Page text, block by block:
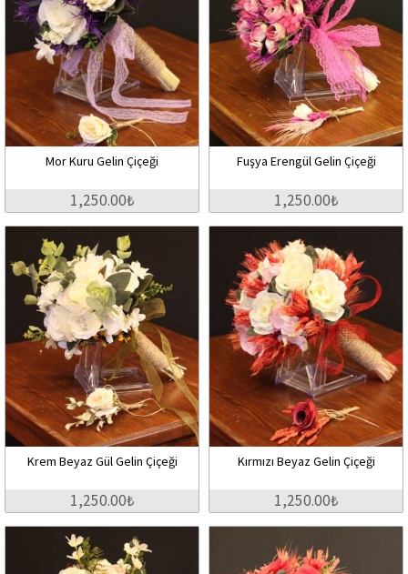
Mor Kuru Gelin Çiçeği
1,250.00₺
Fuşya Erengül Gelin Çiçeği
1,250.00₺
Krem Beyaz Gül Gelin Çiçeği
1,250.00₺
Kırmızı Beyaz Gelin Çiçeği
1,250.00₺